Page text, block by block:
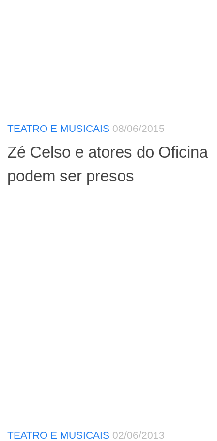
TEATRO E MUSICAIS 08/06/2015
Zé Celso e atores do Oficina
podem ser presos
TEATRO E MUSICAIS 02/06/2013